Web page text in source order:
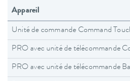
Appareil
Unité de commande Command
PRO avec unité de télécommande
PRO avec unité de télécommande